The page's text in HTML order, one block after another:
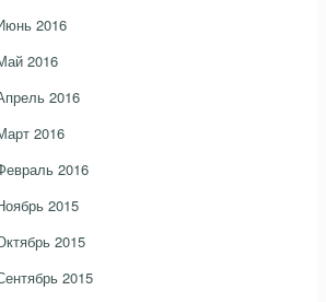
2016
2016
2016
2016
2016
2015
2015
2015